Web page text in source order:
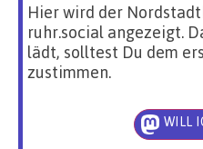
Hier wird der
ruhr.social angezeigt.
lädt, solltest Du dem
zustimmen.
WILL